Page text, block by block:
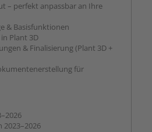
– perfekt anpassbar an Ihre
& Basisfunktionen
Plant 3D
& Finalisierung (Plant 3D +
für
2023–2026